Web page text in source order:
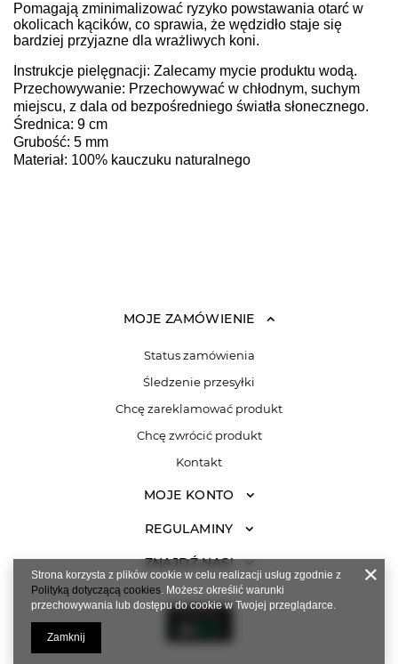
Pomagają zminimalizować ryzyko powstawania otarć w
okolicach kącików, co sprawia, że wędzidło staje się
bardziej przyjazne dla wrażliwych koni.
Instrukcje pielęgnacji: Zalecamy mycie produktu wodą.
Przechowywanie: Przechowywać w chłodnym, suchym
miejscu, z dala od bezpośredniego światła słonecznego.
Średnica: 9 cm
Grubość: 5 mm
Materiał: 100% kauczuku naturalnego
MOJE ZAMÓWIENIE
Status zamówienia
Śledzenie przesyłki
Chcę zareklamować produkt
Chcę zwrócić produkt
Kontakt
MOJE KONTO
REGULAMINY
ZNAJDŹ NAS!
Strona korzysta z plików cookie w celu realizacji usług zgodnie z
Polityką dotyczącą cookies. Możesz określić warunki
przechowywania lub dostępu do cookie w Twojej przeglądarce.
Zamknij